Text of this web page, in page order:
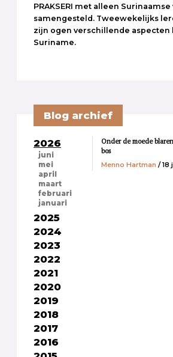
PRAKSERI met alleen
samengesteld. Tweewekelijks
zijn ogen verschillende aspecten
Suriname.
Blog archief
2026
juni
mei
april
maart
februari
januari
2025
2024
2023
2022
2021
2020
2019
2018
2017
2016
Onder de moede
bos
Menno Hartman / 18